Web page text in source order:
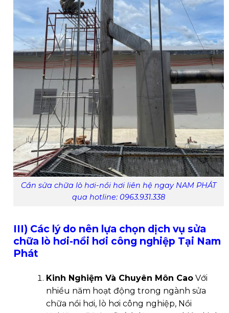
Cần sửa chữa lò hơi-nồi hơi liên hệ ngay NAM PHÁT
qua hotline: 0963.931.338
III) Các lý do nên lựa chọn dịch vụ sửa
chữa lò hơi-nồi hơi công nghiệp Tại Nam
Phát
Kinh Nghiệm Và Chuyên Môn CaoVới
nhiều năm hoạt động trong ngành sửa
chữa nồi hơi, lò hơi công nghiệp, Nồi